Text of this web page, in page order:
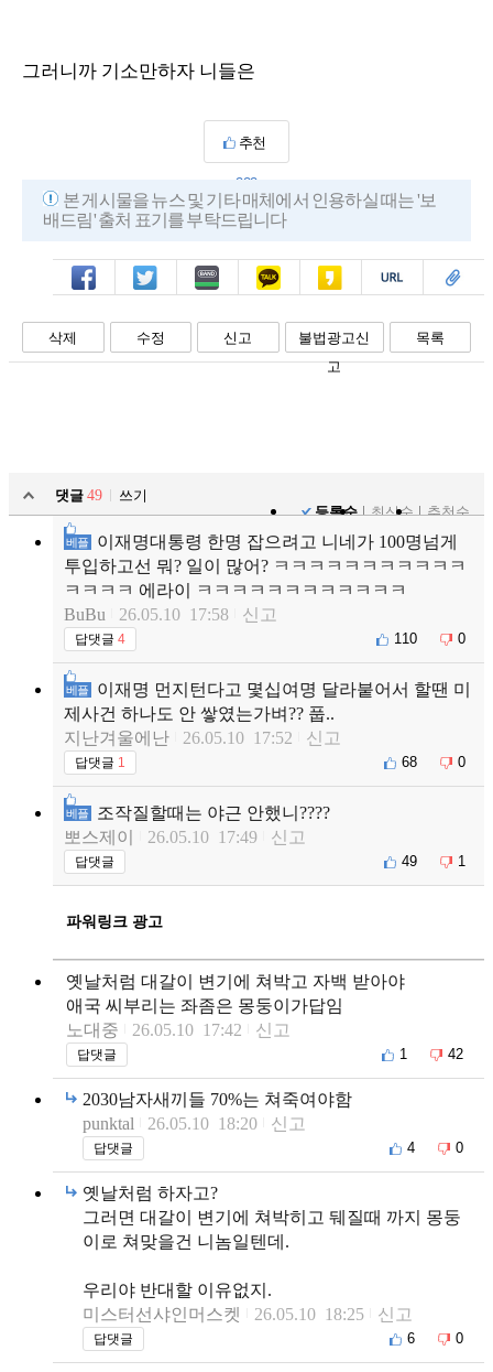
그러니까 기소만하자 니들은
추천
222
본 게시물을 뉴스 및 기타 매체에서 인용하실 때는 '보
배드림' 출처 표기를 부탁드립니다
페북 트윗 밴드 카톡 카스 복사 스크랩
삭제 수정 신고
불법광고신
고
목록
댓글 49
쓰기
등록순
최신순 추천순
베플
이재명대통령 한명 잡으려고 니네가 100명넘게
투입하고선 뭐? 일이 많어? ㅋㅋㅋㅋㅋㅋㅋㅋㅋㅋㅋ
ㅋㅋㅋㅋ 에라이 ㅋㅋㅋㅋㅋㅋㅋㅋㅋㅋㅋㅋ
BuBu
26.05.10 17:58 신고
답댓글 4 110 0
베플
이재명 먼지턴다고 몇십여명 달라붙어서 할땐 미
제사건 하나도 안 쌓였는가벼?? 풉..
지난겨울에난
26.05.10 17:52 신고
답댓글 1 68 0
베플
조작질할때는 야근 안했니????
뽀스제이
26.05.10 17:49 신고
답댓글 49 1
파워링크 광고
옛날처럼 대갈이 변기에 쳐박고 자백 받아야
애국 씨부리는 좌좀은 몽둥이가답임
노대중
26.05.10 17:42 신고
답댓글 1 42
2030남자새끼들 70%는 쳐죽여야함
punktal
26.05.10 18:20 신고
답댓글 4 0
옛날처럼 하자고?
그러면 대갈이 변기에 쳐박히고 뒈질때 까지 몽둥
이로 쳐맞을건 니놈일텐데.
우리야 반대할 이유없지.
미스터선샤인머스켓
26.05.10 18:25 신고
답댓글 6 0